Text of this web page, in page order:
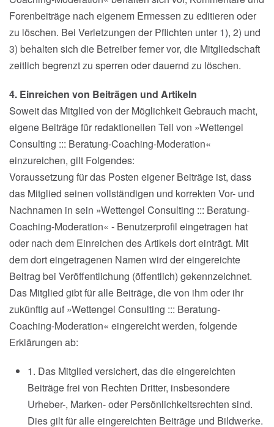
Forenbeiträge nach eigenem Ermessen zu editieren oder
zu löschen. Bei Verletzungen der Pflichten unter 1), 2) und
3) behalten sich die Betreiber ferner vor, die Mitgliedschaft
zeitlich begrenzt zu sperren oder dauernd zu löschen.
4. Einreichen von Beiträgen und Artikeln
Soweit das Mitglied von der Möglichkeit Gebrauch macht,
eigene Beiträge für redaktionellen Teil von »Wettengel
Consulting ::: Beratung-Coaching-Moderation«
einzureichen, gilt Folgendes:
Voraussetzung für das Posten eigener Beiträge ist, dass
das Mitglied seinen vollständigen und korrekten Vor- und
Nachnamen in sein »Wettengel Consulting ::: Beratung-
Coaching-Moderation« - Benutzerprofil eingetragen hat
oder nach dem Einreichen des Artikels dort einträgt. Mit
dem dort eingetragenen Namen wird der eingereichte
Beitrag bei Veröffentlichung (öffentlich) gekennzeichnet.
Das Mitglied gibt für alle Beiträge, die von ihm oder ihr
zukünftig auf »Wettengel Consulting ::: Beratung-
Coaching-Moderation« eingereicht werden, folgende
Erklärungen ab:
1. Das Mitglied versichert, das die eingereichten
Beiträge frei von Rechten Dritter, insbesondere
Urheber-, Marken- oder Persönlichkeitsrechten sind.
Dies gilt für alle eingereichten Beiträge und Bildwerke.